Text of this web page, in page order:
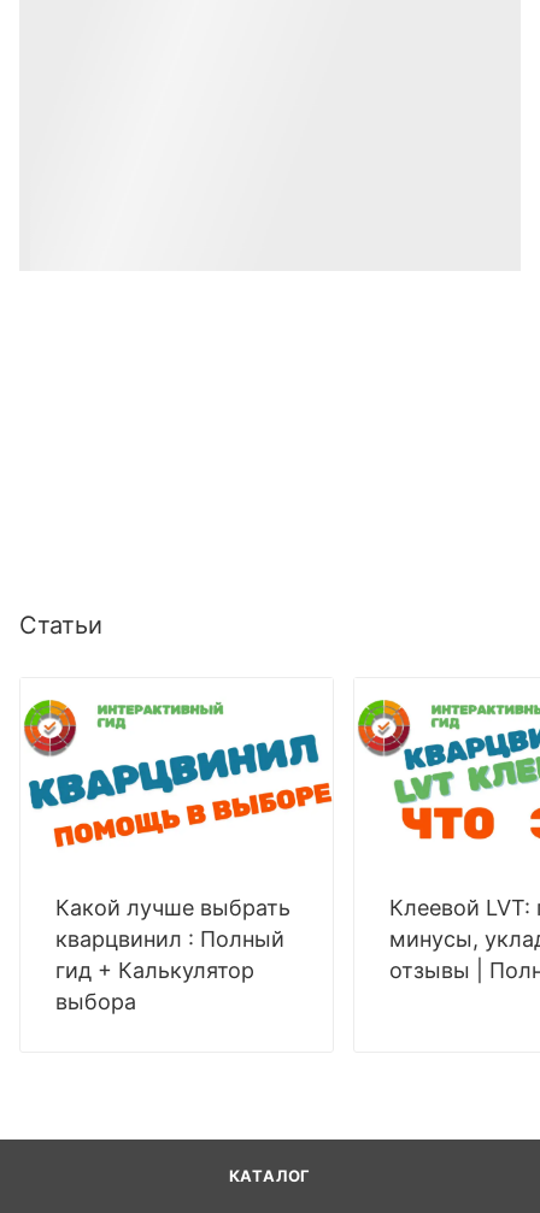
Статьи
Какой лучше выбрать
кварцвинил : Полный
гид + Калькулятор
выбора
Клеевой
минусы,
отзывы |
КАТАЛОГ